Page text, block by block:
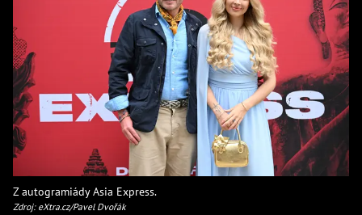
Z autogramiády Asia Express.
Zdroj: eXtra.cz/Pavel Dvořák